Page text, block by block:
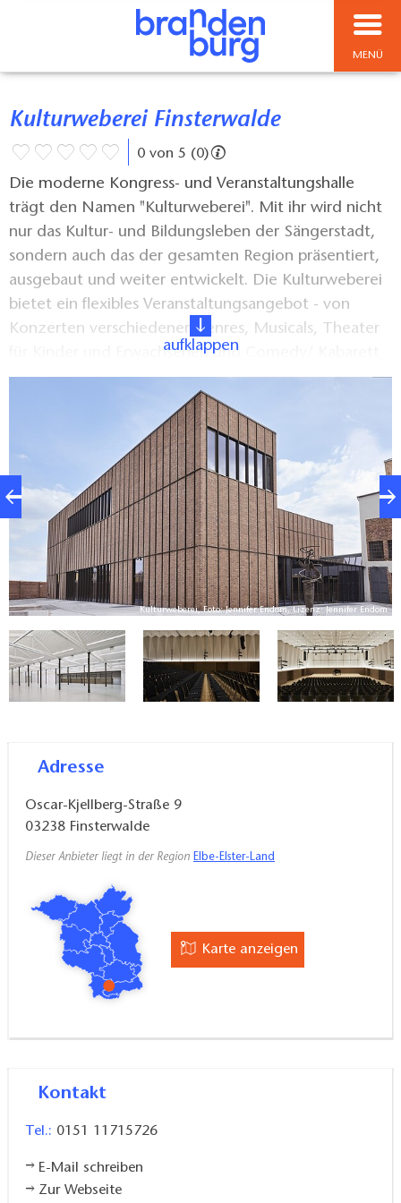
MENÜ
Kulturweberei Finsterwalde
0 von 5 (0)
Die moderne Kongress- und Veranstaltungshalle
trägt den Namen "Kulturweberei". Mit ihr wird nicht
nur das Kultur- und Bildungsleben der Sängerstadt,
sondern auch das der gesamten Region präsentiert,
ausgebaut und weiter entwickelt. Die Kulturweberei
bietet ein flexibles Veranstaltungsangebot - von
Konzerten verschiedener Genres, Musicals, Theater
für Kinder und Erwachsenen und Comedy/ Kabarett
über Disco-Veranstaltungen für Kinder und
Jugendliche, Bar-Tanz und Seniorennachmittagen bis
hin zu Tagungen und Firmenfeiern.
aufklappen
Kulturweberei, Foto: Jennifer Endom, Lizenz: Jennifer Endom
Adresse
Oscar-Kjellberg-Straße 9
03238 Finsterwalde
Dieser Anbieter liegt in der Region Elbe-Elster-Land
Karte anzeigen
Kontakt
Tel.: 0151 11715726
E-Mail schreiben
Zur Webseite